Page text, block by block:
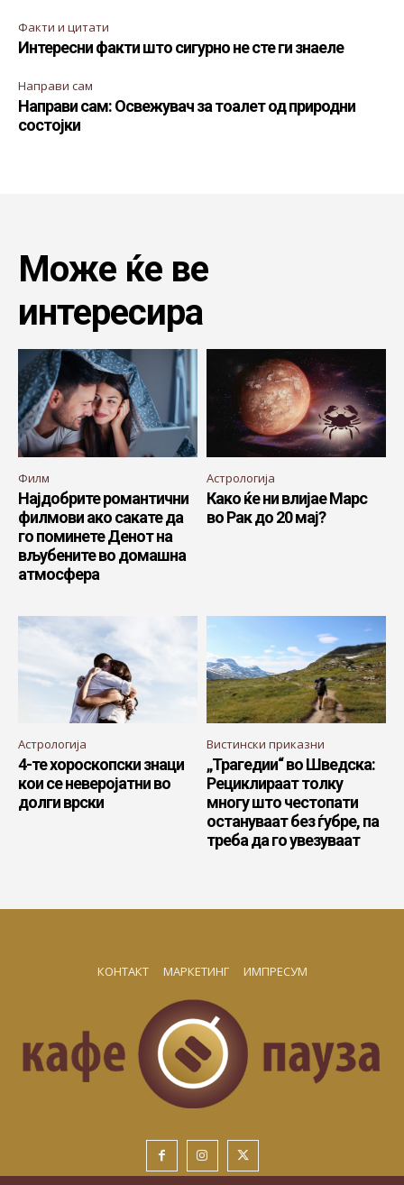
Факти и цитати
Интересни факти што сигурно не сте ги знаеле
Направи сам
Направи сам: Освежувач за тоалет од природни
состојки
Може ќе ве
интересира
Филм
Најдобрите романтични
филмови ако сакате да
го поминете Денот на
вљубените во домашна
атмосфера
Астрологија
Како ќе ни влијае Марс
во Рак до 20 мај?
Астрологија
4-те хороскопски знаци
кои се неверојатни во
долги врски
Вистински приказни
„Трагедии“ во Шведска:
Рециклираат толку
многу што честопати
остануваат без ѓубре, па
треба да го увезуваат
КОНТАКТ МАРКЕТИНГ ИМПРЕСУМ